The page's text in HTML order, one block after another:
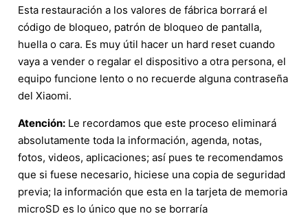
Esta restauración a los valores de fábrica borrará el
código de bloqueo, patrón de bloqueo de pantalla,
huella o cara. Es muy útil hacer un hard reset cuando
vaya a vender o regalar el dispositivo a otra persona, el
equipo funcione lento o no recuerde alguna contraseña
del Xiaomi.
Atención: Le recordamos que este proceso eliminará
absolutamente toda la información, agenda, notas,
fotos, videos, aplicaciones; así pues te recomendamos
que si fuese necesario, hiciese una copia de seguridad
previa; la información que esta en la tarjeta de memoria
microSD es lo único que no se borraría